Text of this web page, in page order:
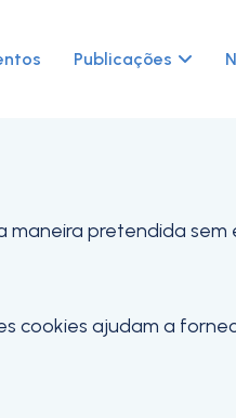
boa experiência de
maneira pretendida sem
cookies ajudam a
Publicações